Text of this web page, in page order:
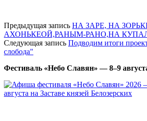
Предыдущая запись НА ЗАРЕ, НА
АХОНЬКЕОЙ,РАНЫМ-РАНО,НА
Следующая запись Подводим итоги
слобода"
Фестиваль «Небо Славян» — 8–9